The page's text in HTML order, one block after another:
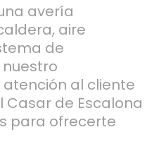
avería
aire
de
al cliente
Casar de Escalona
para ofrecerte